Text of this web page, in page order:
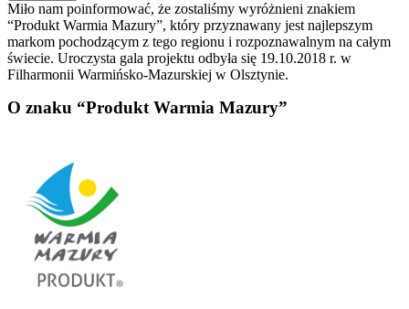
Miło nam poinformować, że zostaliśmy wyróżnieni znakiem
“Produkt Warmia Mazury”, który przyznawany jest najlepszym
markom pochodzącym z tego regionu i rozpoznawalnym na całym
świecie. Uroczysta gala projektu odbyła się 19.10.2018 r. w
Filharmonii Warmińsko-Mazurskiej w Olsztynie.
O znaku “Produkt Warmia Mazury”